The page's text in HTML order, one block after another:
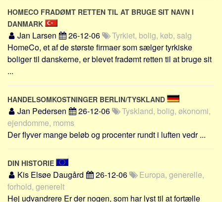
HOMECO FRADØMT RETTEN TIL AT BRUGE SIT NAVN I
DANMARK
Jan Larsen 26-12-06
Tyrkiet, bolig, køb, salg
HomeCo, et af de største firmaer som sælger tyrkiske
boliger til danskerne, er blevet fradømt retten til at bruge sit
...
HANDELSOMKOSTNINGER BERLIN/TYSKLAND
Jan Pedersen 26-12-06
Tyskland, bolig, økonomi,
ejendomme, moms
Der flyver mange beløb og procenter rundt i luften vedr ...
DIN HISTORIE
Kis Elsøe Daugård 26-12-06
Europa, generelle,
forhold, generelt
Hej udvandrere Er der nogen, som har lyst til at fortælle